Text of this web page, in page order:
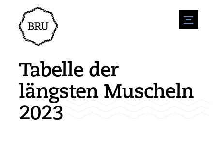
menu
Veranstaltungskalender
Veranstaltung anmelden
Übernachtung
Geschäfte
Natur & wasser
Sport
Sehenswürdigkeiten
Zugänglichkeit
Parken
Wohnumfeld
Um zu unternehmen
Stellenangebote
Tabelle der
längsten Muscheln
2023